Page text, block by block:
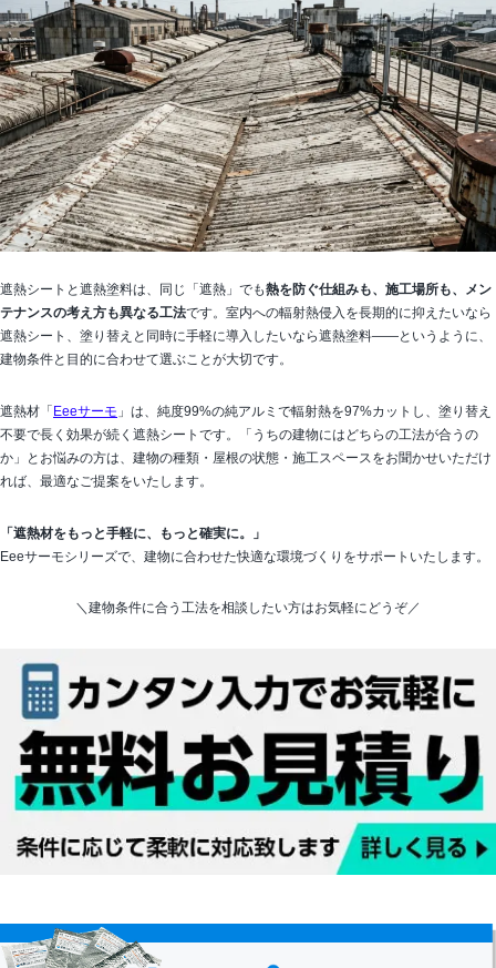
遮熱シートと遮熱塗料は、同じ「遮熱」でも熱を防ぐ仕組みも、施工場所も、メン
テナンスの考え方も異なる工法です。室内への輻射熱侵入を長期的に抑えたいなら
遮熱シート、塗り替えと同時に手軽に導入したいなら遮熱塗料——というように、
建物条件と目的に合わせて選ぶことが大切です。
遮熱材「 Eeeサーモ 」は、純度99%の純アルミで輻射熱を97%カットし、塗り替え
不要で長く効果が続く遮熱シートです。「うちの建物にはどちらの工法が合うの
か」とお悩みの方は、建物の種類・屋根の状態・施工スペースをお聞かせいただけ
れば、最適なご提案をいたします。
「遮熱材をもっと手軽に、もっと確実に。」
Eeeサーモシリーズで、建物に合わせた快適な環境づくりをサポートいたします。
＼建物条件に合う工法を相談したい方はお気軽にどうぞ／